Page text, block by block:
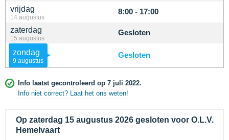
vrijdag
14 augustus
8:00 - 17:00
zaterdag
15 augustus
Gesloten
zondag
9 augustus
Gesloten
Info laatst gecontroleerd op 7 juli 2022.
Info niet correct? Laat het ons weten!
Op zaterdag 15 augustus 2026 gesloten voor O.L.V.
Hemelvaart